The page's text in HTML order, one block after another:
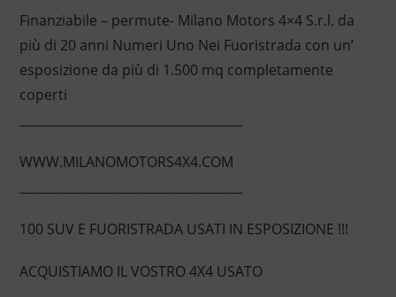
Finanziabile – permute- Milano Motors 4×4 S.r.l. da
più di 20 anni Numeri Uno Nei Fuoristrada con un’
esposizione da più di 1.500 mq completamente
coperti
WWW.MILANOMOTORS4X4.COM
100 SUV E FUORISTRADA USATI IN ESPOSIZIONE !!!
ACQUISTIAMO IL VOSTRO 4X4 USATO